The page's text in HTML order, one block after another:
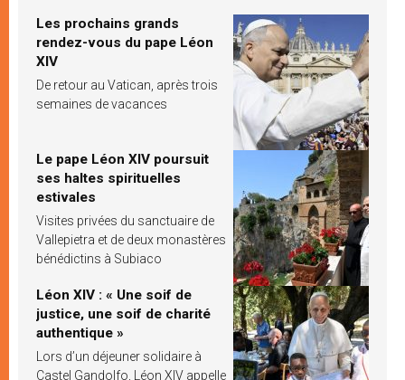
Les prochains grands
rendez-vous du pape Léon
XIV
De retour au Vatican, après trois
semaines de vacances
Le pape Léon XIV poursuit
ses haltes spirituelles
estivales
Visites privées du sanctuaire de
Vallepietra et de deux monastères
bénédictins à Subiaco
Léon XIV : « Une soif de
justice, une soif de charité
authentique »
Lors d’un déjeuner solidaire à
Castel Gandolfo, Léon XIV appelle